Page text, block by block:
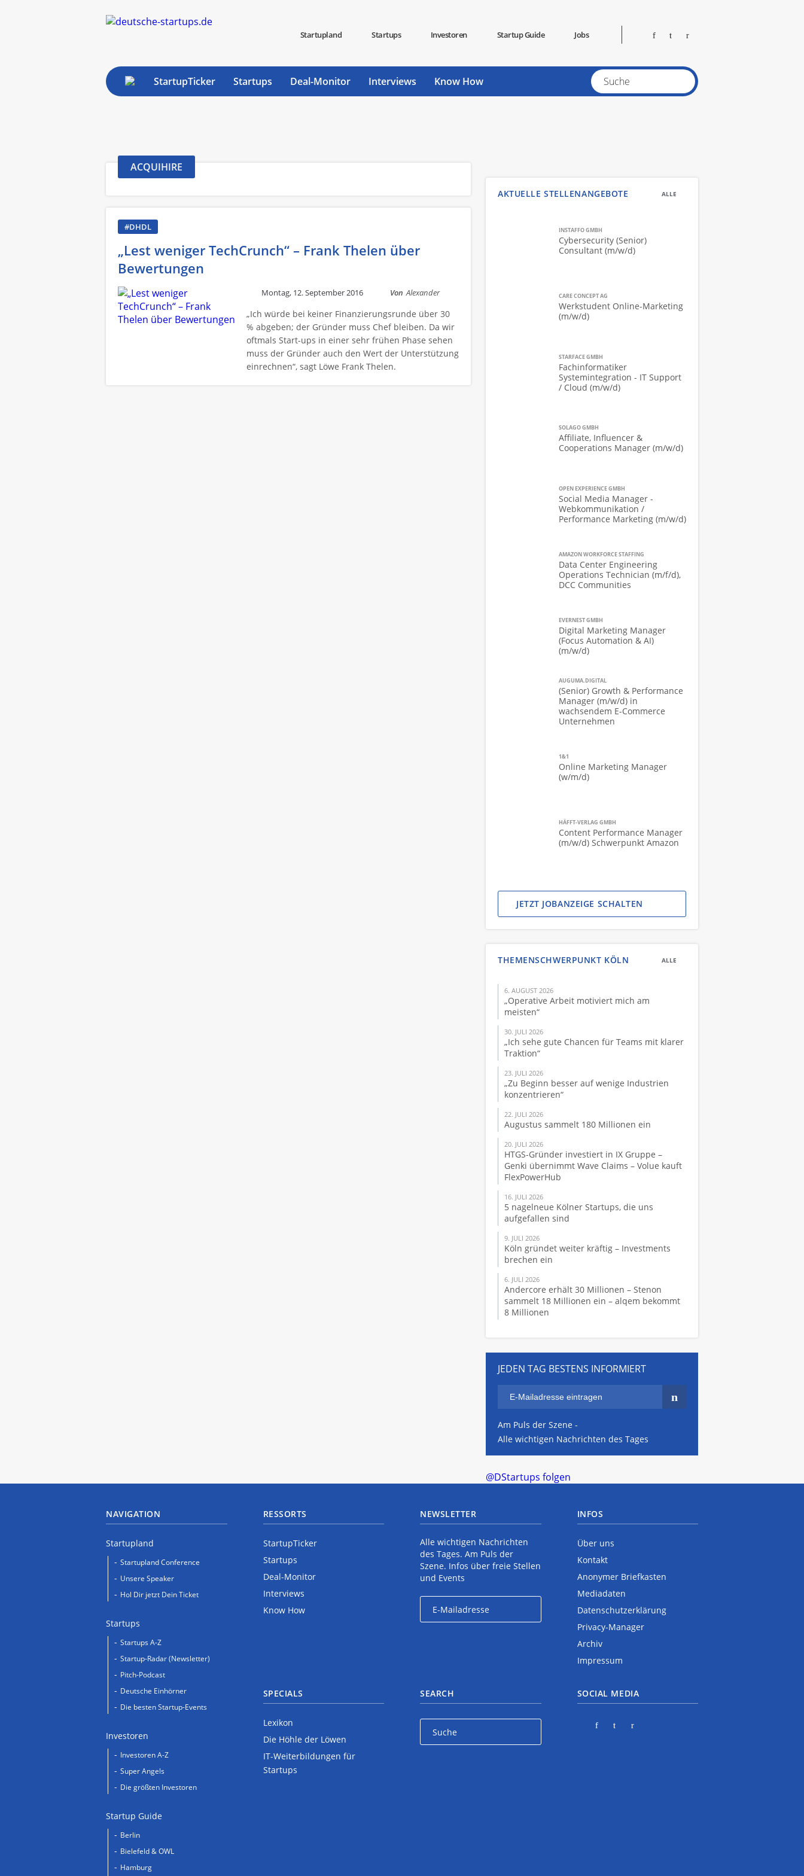
Startupland Startups Investoren Startup Guide Jobs
StartupTicker Startups Deal-Monitor Interviews Know How
ACQUIHIRE
#DHDL
„Lest weniger TechCrunch“ – Frank Thelen über
Bewertungen
Montag, 12. September 2016 Von Alexander
„Ich würde bei keiner Finanzierungsrunde über 30
% abgeben; der Gründer muss Chef bleiben. Da wir
oftmals Start-ups in einer sehr frühen Phase sehen
muss der Gründer auch den Wert der Unterstützung
einrechnen“, sagt Löwe Frank Thelen.
AKTUELLE STELLENANGEBOTE ALLE
INSTAFFO GMBH
Cybersecurity (Senior)
Consultant (m/w/d)
CARE CONCEPT AG
Werkstudent Online-Marketing
(m/w/d)
STARFACE GMBH
Fachinformatiker
Systemintegration - IT Support
/ Cloud (m/w/d)
SOLAGO GMBH
Affiliate, Influencer &
Cooperations Manager (m/w/d)
OPEN EXPERIENCE GMBH
Social Media Manager -
Webkommunikation /
Performance Marketing (m/w/d)
AMAZON WORKFORCE STAFFING
Data Center Engineering
Operations Technician (m/f/d),
DCC Communities
EVERNEST GMBH
Digital Marketing Manager
(Focus Automation & AI)
(m/w/d)
AUGUMA.DIGITAL
(Senior) Growth & Performance
Manager (m/w/d) in
wachsendem E-Commerce
Unternehmen
1&1
Online Marketing Manager
(w/m/d)
HÄFFT-VERLAG GMBH
Content Performance Manager
(m/w/d) Schwerpunkt Amazon
JETZT JOBANZEIGE SCHALTEN
THEMENSCHWERPUNKT KÖLN ALLE
6. AUGUST 2026
„Operative Arbeit motiviert mich am
meisten“
30. JULI 2026
„Ich sehe gute Chancen für Teams mit klarer
Traktion“
23. JULI 2026
„Zu Beginn besser auf wenige Industrien
konzentrieren“
22. JULI 2026
Augustus sammelt 180 Millionen ein
20. JULI 2026
HTGS-Gründer investiert in IX Gruppe –
Genki übernimmt Wave Claims – Volue kauft
FlexPowerHub
16. JULI 2026
5 nagelneue Kölner Startups, die uns
aufgefallen sind
9. JULI 2026
Köln gründet weiter kräftig – Investments
brechen ein
6. JULI 2026
Andercore erhält 30 Millionen – Stenon
sammelt 18 Millionen ein – alqem bekommt
8 Millionen
JEDEN TAG BESTENS INFORMIERT
Am Puls der Szene -
Alle wichtigen Nachrichten des Tages
@DStartups folgen
NAVIGATION
Startupland
Startupland Conference
Unsere Speaker
Hol Dir jetzt Dein Ticket
Startups
Startups A-Z
Startup-Radar (Newsletter)
Pitch-Podcast
Deutsche Einhörner
Die besten Startup-Events
Investoren
Investoren A-Z
Super Angels
Die größten Investoren
Startup Guide
Berlin
Bielefeld & OWL
Hamburg
RESSORTS
StartupTicker
Startups
Deal-Monitor
Interviews
Know How
SPECIALS
Lexikon
Die Höhle der Löwen
IT-Weiterbildungen für
Startups
NEWSLETTER
Alle wichtigen Nachrichten
des Tages. Am Puls der
Szene. Infos über freie Stellen
und Events
SEARCH
INFOS
Über uns
Kontakt
Anonymer Briefkasten
Mediadaten
Datenschutzerklärung
Privacy-Manager
Archiv
Impressum
SOCIAL MEDIA